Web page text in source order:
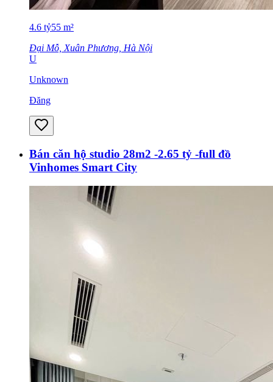
4.6 tỷ55 m²
Đại Mỗ, Xuân Phương, Hà Nội
U
Unknown
Đăng
Bán căn hộ studio 28m2 -2.65 tỷ -full đồ
Vinhomes Smart City